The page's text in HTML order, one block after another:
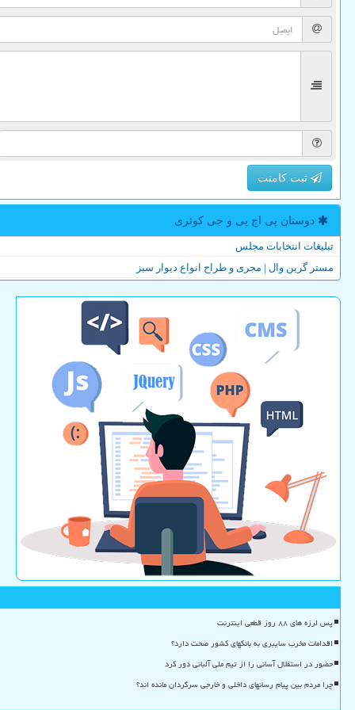
ثبت کامنت
دوستان پی اچ پی و جی كوئری
تبلیغات انتخابات مجلس
مستر گرین وال | مجری و طراح انواع دیوار سبز
پس لرزه های ۸۸ روز قطعی اینترنت
اقدامات مخرب سایبری به بانکهای کشور صحت دارد؟
حضور در استقلال آسانی را از تیم ملی آلبانی دور کرد
چرا مردم بین پیام رسانهای داخلی و خارجی سرگردان مانده اند؟